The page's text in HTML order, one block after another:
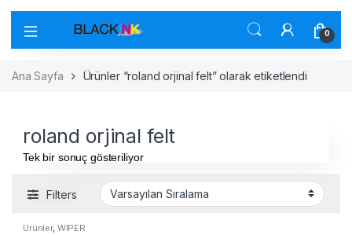
0
Ana Sayfa Ürünler “roland orjinal felt” olarak etiketlendi
roland orjinal felt
Tek bir sonuç gösteriliyor
Filters
Ürünler, WIPER